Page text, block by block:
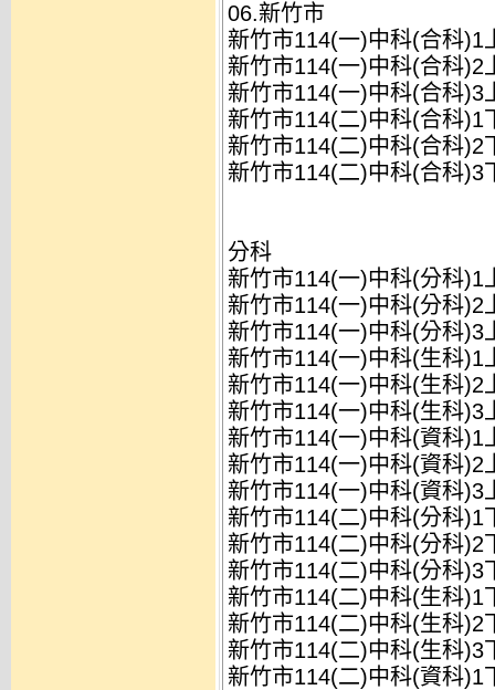
06.新竹市
新竹市114(一)中科(合科)1
新竹市114(一)中科(合科)2
新竹市114(一)中科(合科)3
新竹市114(二)中科(合科)1
新竹市114(二)中科(合科)2
新竹市114(二)中科(合科)3
分科
新竹市114(一)中科(分科)1
新竹市114(一)中科(分科)2
新竹市114(一)中科(分科)3
新竹市114(一)中科(生科)1
新竹市114(一)中科(生科)2
新竹市114(一)中科(生科)3
新竹市114(一)中科(資科)1
新竹市114(一)中科(資科)2
新竹市114(一)中科(資科)3
新竹市114(二)中科(分科)1
新竹市114(二)中科(分科)2
新竹市114(二)中科(分科)3
新竹市114(二)中科(生科)1
新竹市114(二)中科(生科)2
新竹市114(二)中科(生科)3
新竹市114(二)中科(資科)1